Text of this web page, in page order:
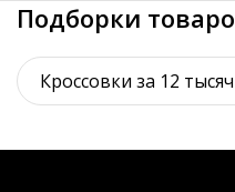
Подборки
Кроссовки за 12